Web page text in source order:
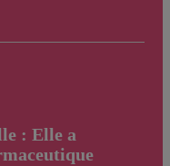
: Elle a